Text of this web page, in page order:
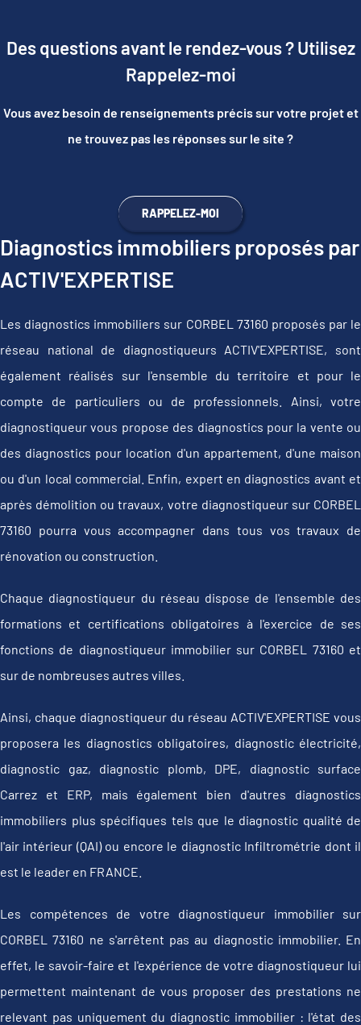
Des questions avant le rendez-vous ? Utilisez
Rappelez-moi
Vous avez besoin de renseignements précis sur votre projet et
ne trouvez pas les réponses sur le site ?
RAPPELEZ-MOI
Diagnostics immobiliers proposés par
ACTIV'EXPERTISE
Les diagnostics immobiliers sur CORBEL 73160 proposés par le
réseau national de diagnostiqueurs ACTIV'EXPERTISE, sont
également réalisés sur l'ensemble du territoire et pour le
compte de particuliers ou de professionnels. Ainsi, votre
diagnostiqueur vous propose des diagnostics pour la vente ou
des diagnostics pour location d'un appartement, d'une maison
ou d'un local commercial. Enfin, expert en diagnostics avant et
après démolition ou travaux, votre diagnostiqueur sur CORBEL
73160 pourra vous accompagner dans tous vos travaux de
rénovation ou construction.
Chaque diagnostiqueur du réseau dispose de l'ensemble des
formations et certifications obligatoires à l'exercice de ses
fonctions de diagnostiqueur immobilier sur CORBEL 73160 et
sur de nombreuses autres villes.
Ainsi, chaque diagnostiqueur du réseau ACTIV'EXPERTISE vous
proposera les diagnostics obligatoires, diagnostic électricité,
diagnostic gaz, diagnostic plomb, DPE, diagnostic surface
Carrez et ERP, mais également bien d'autres diagnostics
immobiliers plus spécifiques tels que le diagnostic qualité de
l'air intérieur (QAI) ou encore le diagnostic Infiltrométrie dont il
est le leader en FRANCE.
Les compétences de votre diagnostiqueur immobilier sur
CORBEL 73160 ne s'arrêtent pas au diagnostic immobilier. En
effet, le savoir-faire et l'expérience de votre diagnostiqueur lui
permettent maintenant de vous proposer des prestations ne
relevant pas uniquement du diagnostic immobilier : l'état des